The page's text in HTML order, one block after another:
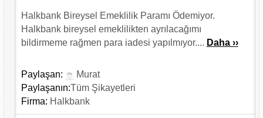
Halkbank Bireysel Emeklilik Paramı Ödemiyor.
Halkbank bireysel emeklilikten ayrılacağımı
bildirmeme rağmen para iadesi yapılmıyor.... Daha ››
Paylaşan:
Murat
Paylaşanın:Tüm Şikayetleri
Firma: Halkbank